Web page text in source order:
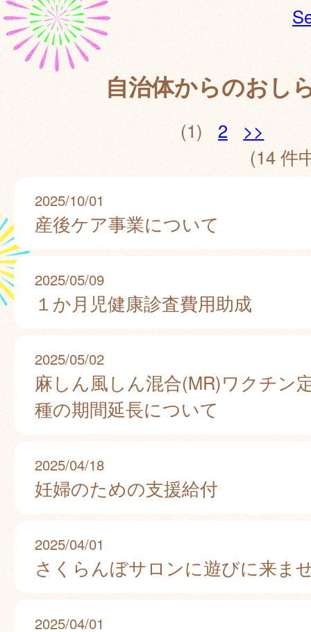
自治体からのおし
(1) 2
>>
(14 件
2025/10/01
産後ケア事業について
2025/05/09
１か月児健康診査費用助成
2025/05/02
麻しん風しん混合(MR)ワクチン
種の期間延長について
2025/04/18
妊婦のための支援給付
2025/04/01
さくらんぼサロンに遊びに来ま
2025/04/01